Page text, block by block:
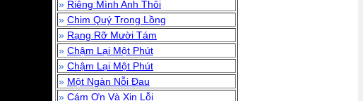
» Riêng Mình Anh Thôi
» Chim Quý Trong Lồng
» Rạng Rỡ Mười Tám
» Chậm Lại Một Phút
» Chậm Lại Một Phút
» Một Ngàn Nỗi Đau
» Cám Ơn Và Xin Lỗi